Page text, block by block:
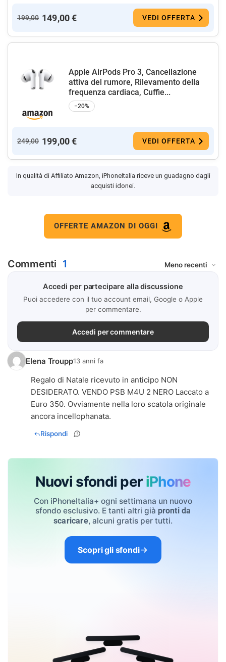
199,00 149,00 € VEDI OFFERTA
Apple AirPods Pro 3, Cancellazione
attiva del rumore, Rilevamento della
frequenza cardiaca, Cuffie...
−20%
249,00 199,00 € VEDI OFFERTA
In qualità di Affiliato Amazon, iPhoneItalia riceve un guadagno dagli
acquisti idonei.
OFFERTE AMAZON DI OGGI
Commenti 1
Accedi per partecipare alla discussione
Puoi accedere con il tuo account email, Google o Apple
per commentare.
Accedi per commentare
Elena Troupp13 anni fa
Regalo di Natale ricevuto in anticipo NON
DESIDERATO. VENDO PSB M4U 2 NERO Laccato a
Euro 350. Ovviamente nella loro scatola originale
ancora incellophanata.
Rispondi
Nuovi sfondi per iPhone
Con iPhoneItalia+ ogni settimana un nuovo
sfondo esclusivo. E tanti altri già pronti da
scaricare, alcuni gratis per tutti.
Scopri gli sfondi